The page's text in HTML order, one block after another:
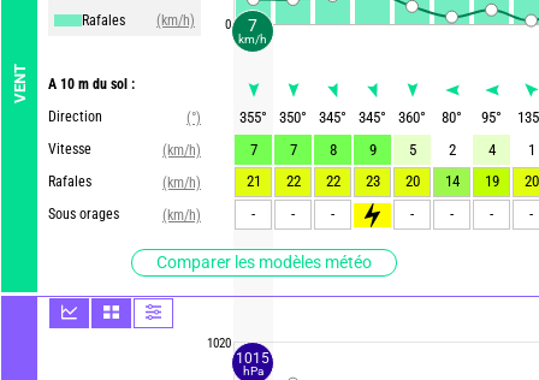
VENT
Rafales
(km/h)
A 10 m du sol :
Direction
(°)
Vitesse
(km/h)
Rafales
(km/h)
Sous orages
(km/h)
Comparer les modèles météo
0
1020
355° 350° 345° 345° 360° 80° 95°
135
7
7 8 9 5 2 4
1
21
22 22 23 20 14 19
20
-
- - >65 - - - -
7
km/h
1015
hPa